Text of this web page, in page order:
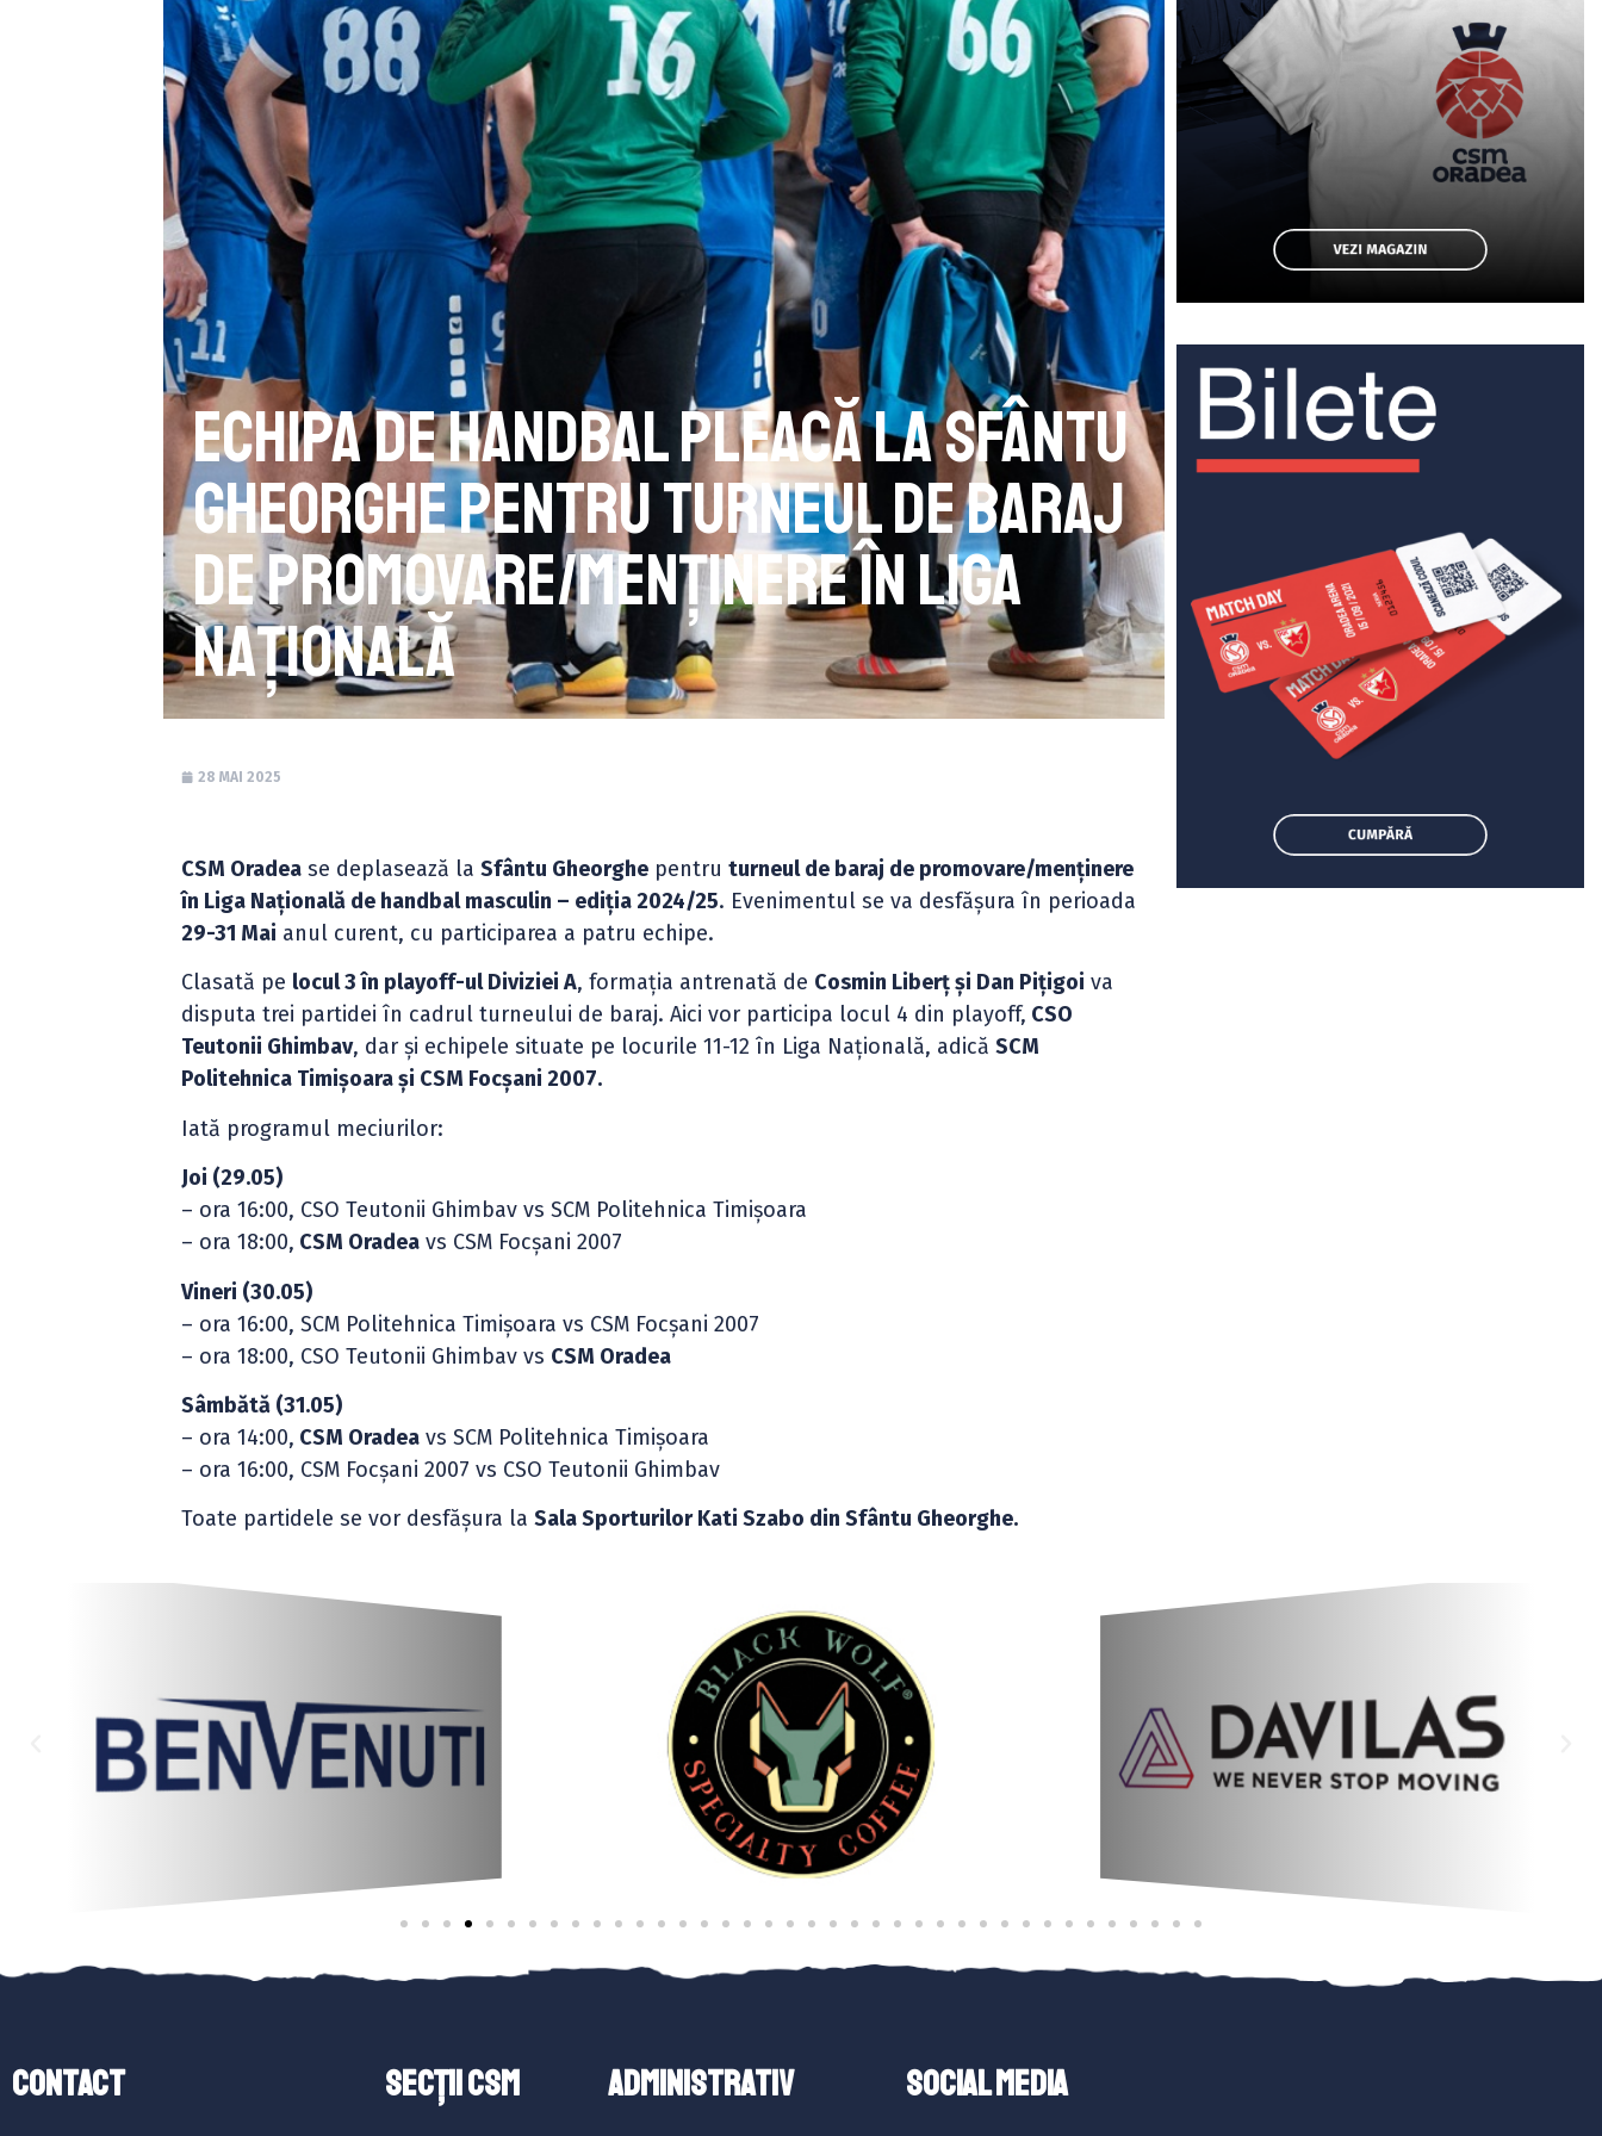
Echipa de handbal pleacă la Sfântu
Gheorghe pentru turneul de baraj
de promovare/menținere în Liga
Națională
28 MAI 2025
CSM Oradea se deplasează laSfântu Gheorghe pentruturneul de baraj de promovare/menținere
în Liga Națională de handbal masculin – ediția 2024/25. Evenimentul se va desfășura în perioada
29-31 Mai anul curent, cu participarea a patru echipe.
Clasată pe locul 3 în playoff-ul Diviziei A, formația antrenată de Cosmin Liberț și Dan Pițigoi va
disputa trei partidei în cadrul turneului de baraj. Aici vor participa locul 4 din playoff, CSO
Teutonii Ghimbav, dar și echipele situate pe locurile 11-12 în Liga Națională, adicăSCM
Politehnica Timișoara și CSM Focșani 2007.
Iată programul meciurilor:
Joi (29.05)
– ora 16:00, CSO Teutonii Ghimbav vs SCM Politehnica Timișoara
– ora 18:00, CSM Oradea vs CSM Focșani 2007
Vineri (30.05)
– ora 16:00, SCM Politehnica Timișoara vs CSM Focșani 2007
– ora 18:00, CSO Teutonii Ghimbav vs CSM Oradea
Sâmbătă (31.05)
– ora 14:00, CSM Oradea vs SCM Politehnica Timișoara
– ora 16:00, CSM Focșani 2007 vs CSO Teutonii Ghimbav
Toate partidele se vor desfășura laSala Sporturilor Kati Szabo din Sfântu Gheorghe.
Contact SECȚII CSM ADMINISTRATIV SOCIAL MEDIA